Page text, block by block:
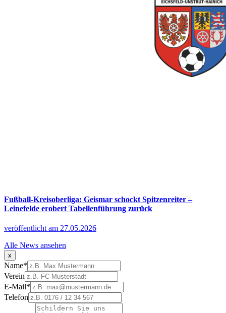
Fußball-Kreisoberliga: Geismar schockt Spitzenreiter –
Leinefelde erobert Tabellenführung zurück
veröffentlicht am 27.05.2026
Alle News ansehen
x
Name*
Verein
E-Mail*
Telefon